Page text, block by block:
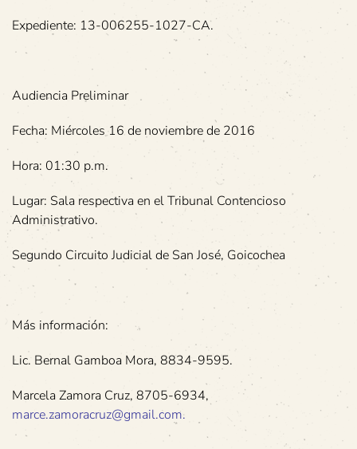
Expediente: 13-006255-1027-CA.
Audiencia Preliminar
Fecha: Miércoles 16 de noviembre de 2016
Hora: 01:30 p.m.
Lugar: Sala respectiva en el Tribunal Contencioso
Administrativo.
Segundo Circuito Judicial de San José, Goicochea
Más información:
Lic. Bernal Gamboa Mora, 8834-9595.
Marcela Zamora Cruz, 8705-6934,
marce.zamoracruz@gmail.com.